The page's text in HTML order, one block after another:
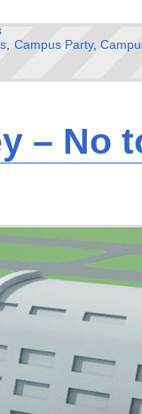
Campus Party,
– No